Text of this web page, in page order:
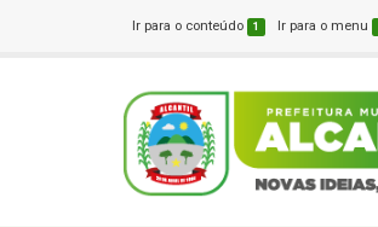
Ir para o conteúdo 1 Ir para o menu